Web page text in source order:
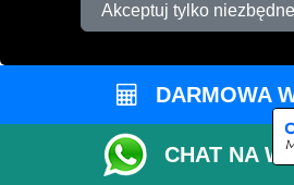
Akceptuj tylko
BRIGHTON
DARMOWA
CHAT NA